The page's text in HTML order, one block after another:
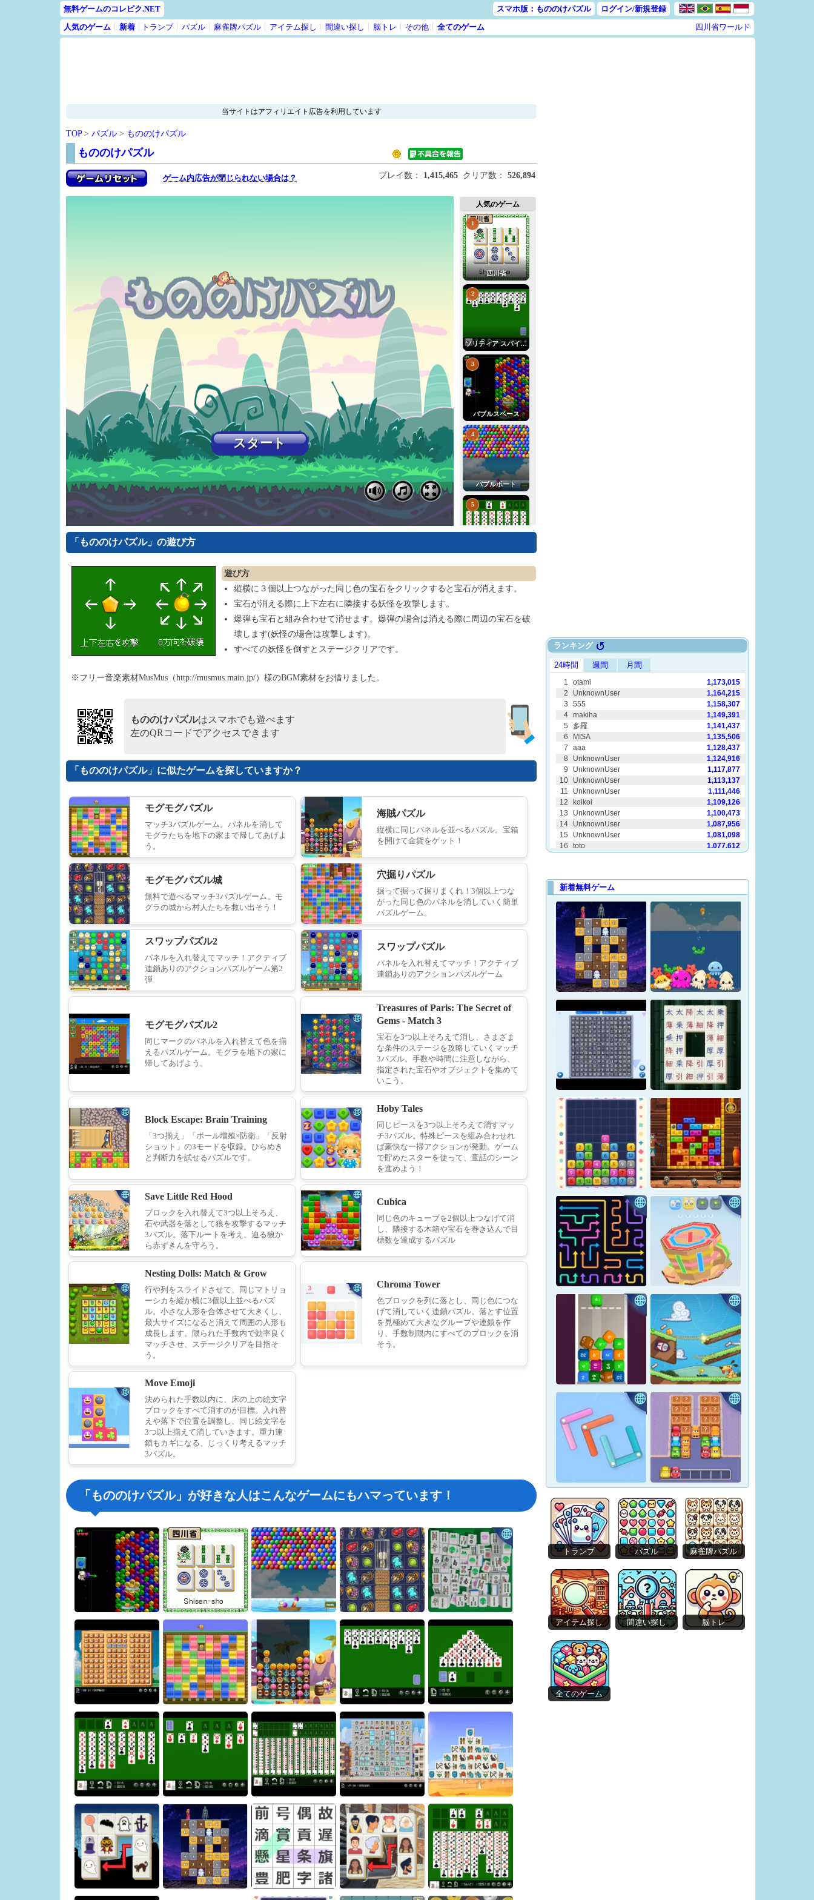
無料ゲームのコレピク.NET スマホ版：もののけパズル
ログイン/新規登録
人気のゲーム
新着 トランプ パズル 麻雀牌パズル アイテム探し 間違い探し 脳トレ その他 全てのゲーム 四川省ワールド
当サイトはアフィリエイト広告を利用しています
TOP> パズル > もののけパズル
もののけパズル
プレイ数： 1,415,465 クリア数： 526,894
ゲーム内広告が閉じられない場合は？
人気のゲーム
1
四川省
2
ソリティア スパイダー
3
バブルスペース
4
バブルボート
5
フリーセル
漢字スワップパズル
11
クワッドフリーセル
12
ビル解体パズル
13
14
ハロウィンコネクト
魔石パズル～石にされた王子～
単語さがし
海賊パズル
20
10x10 パズル
「もののけパズル」の遊び方
遊び方
縦横に３個以上つながった同じ色の宝石をクリックすると宝石が消えます。
宝石が消える際に上下左右に隣接する妖怪を攻撃します。
爆弾も宝石と組み合わせて消せます。爆弾の場合は消える際に周辺の宝石を破
壊します(妖怪の場合は攻撃します)。
すべての妖怪を倒すとステージクリアです。
※フリー音楽素材MusMus（http://musmus.main.jp/）様のBGM素材をお借りました。
もののけパズルはスマホでも遊べます
左のQRコードでアクセスできます
「もののけパズル」に似たゲームを探していますか？
モグモグパズル
マッチ3パズルゲーム。パネルを消して
モグラたちを地下の家まで帰してあげよ
う。
海賊パズル
縦横に同じパネルを並べるパズル。宝箱
を開けて金貨をゲット！
モグモグパズル城
無料で遊べるマッチ3パズルゲーム。モ
グラの城から村人たちを救い出そう！
穴掘りパズル
掘って掘って掘りまくれ！3個以上つな
がった同じ色のパネルを消していく簡単
パズルゲーム。
スワップパズル2
パネルを入れ替えてマッチ！アクティブ
連鎖ありのアクションパズルゲーム第2
弾
スワップパズル
パネルを入れ替えてマッチ！アクティブ
連鎖ありのアクションパズルゲーム
モグモグパズル2
同じマークのパネルを入れ替えて色を揃
えるパズルゲーム。モグラを地下の家に
帰してあげよう。
Treasures of Paris: The Secret of
Gems - Match 3
宝石を3つ以上そろえて消し、さまざま
な条件のステージを攻略していくマッチ
3パズル。手数や時間に注意しながら、
指定された宝石やオブジェクトを集めて
いこう。
Block Escape: Brain Training
「3つ揃え」「ボール増殖×防衛」「反射
ショット」の3モードを収録。ひらめき
と判断力を試せるパズルです。
Hoby Tales
同じピースを3つ以上そろえて消すマッ
チ3パズル。特殊ピースを組み合わせれ
ば豪快な一掃アクションが発動。ゲーム
で貯めたスターを使って、童話のシーン
を進めよう！
Save Little Red Hood
ブロックを入れ替えて3つ以上そろえ、
石や武器を落として狼を攻撃するマッチ
3パズル。落下ルートを考え、迫る狼か
ら赤ずきんを守ろう。
Cubica
同じ色のキューブを2個以上つなげて消
し、隣接する木箱や宝石を巻き込んで目
標数を達成するパズル
Nesting Dolls: Match & Grow
行や列をスライドさせて、同じマトリョ
ーシカを縦か横に3個以上並べるパズ
ル。小さな人形を合体させて大きくし、
最大サイズになると消えて周囲の人形も
成長します。限られた手数内で効率良く
マッチさせ、ステージクリアを目指そ
う。
Chroma Tower
色ブロックを列に落とし、同じ色につな
げて消していく連鎖パズル。落とす位置
を見極めて大きなグループや連鎖を作
り、手数制限内にすべてのブロックを消
そう。
Move Emoji
決められた手数以内に、床の上の絵文字
ブロックをすべて消すのが目標。入れ替
えや落下で位置を調整し、同じ絵文字を
3つ以上揃えて消していきます。重力連
鎖もカギになる、じっくり考えるマッチ
3パズル。
「もののけパズル」が好きな人はこんなゲームにもハマっています！
四川省 バブルボート モグモグパズル城 Match & Clear
漢字スワップパズル モグモグパズル ソリティア スパイダー ソリティア ピラミッド
ソリティア クロンダイ
ク
クワッドフリーセル ビル解体パズル ピラミッドコネクト
新着無料ゲーム
魔石パズル～石にされた
おさかなゲーム
漢字タテヨコパズル 反対語コネクト
クラウンポップ 王家パズル
Tap Arrows: New Levels Tape Sort 3D
Lazy Dog
Crunch Locked Car Match: Traffic Puzzle
トランプ パズル 麻雀牌パズル
アイテム探し 間違い探し 脳トレ
全てのゲーム